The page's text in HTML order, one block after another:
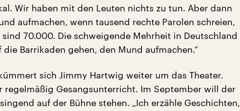
Wir haben mit den Leuten nichts zu tun. Aber dann
aufmachen, wenn tausend rechte Parolen schreien,
70.000. Die schweigende Mehrheit in Deutschland
Barrikaden gehen, den Mund aufmachen.“
sich Jimmy Hartwig weiter um das Theater.
regelmäßig Gesangsunterricht. Im September will der
auf der Bühne stehen. „Ich erzähle Geschichten,